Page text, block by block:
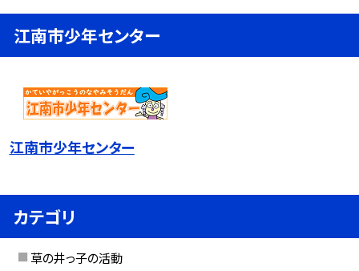
江南市少年センター
江南市少年センター
カテゴリ
草の井っ子の活動